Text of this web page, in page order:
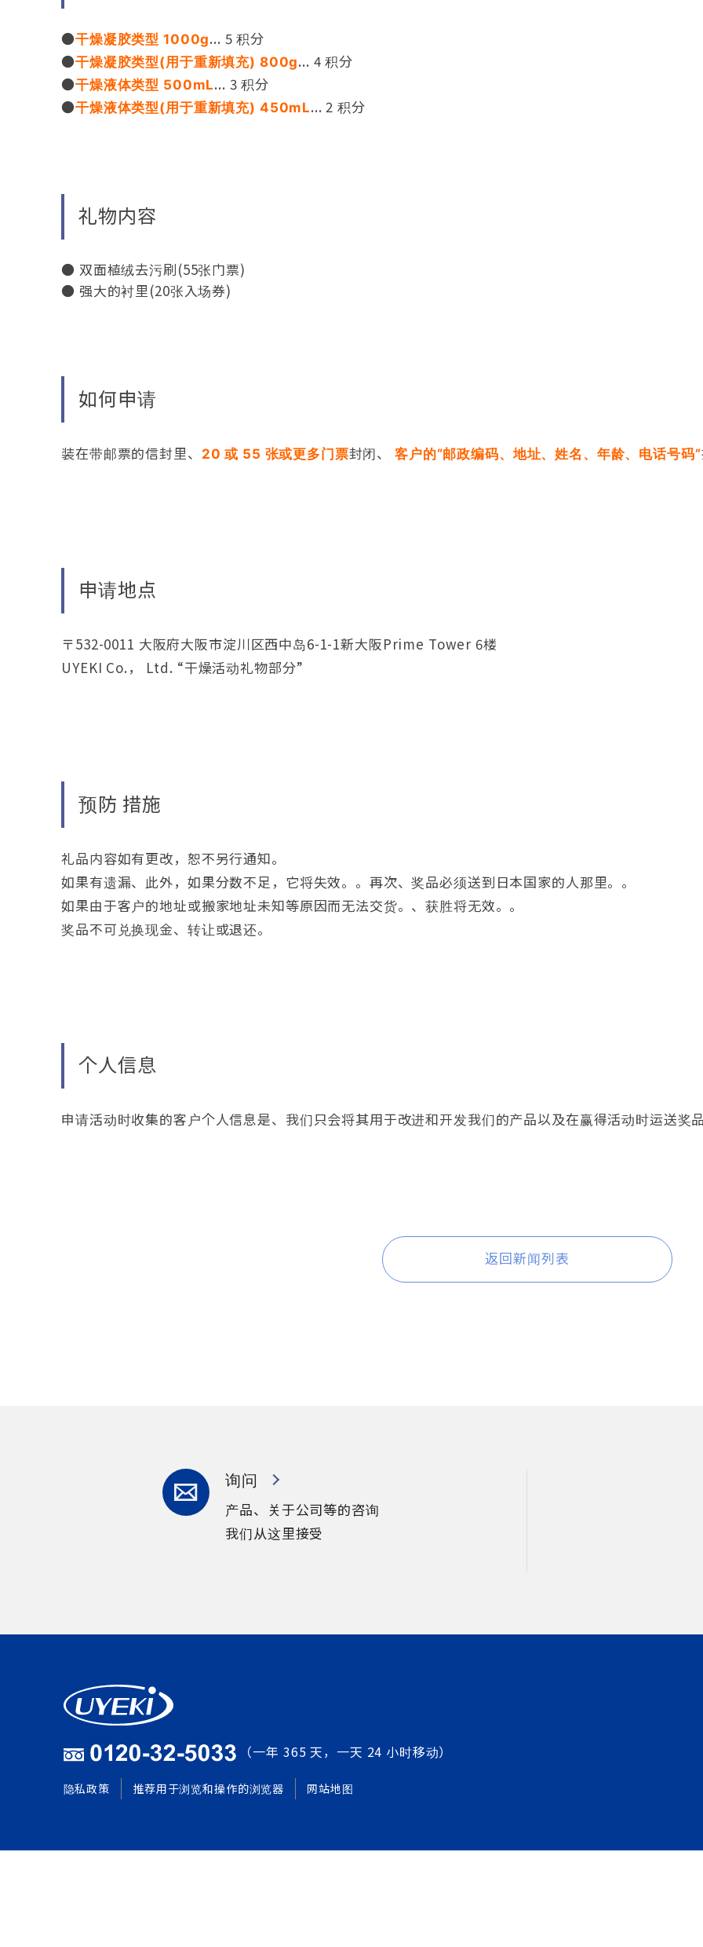
●干燥凝胶类型 1000g... 5 积分
●干燥凝胶类型(用于重新填充) 800g... 4 积分
●干燥液体类型 500mL... 3 积分
●干燥液体类型(用于重新填充) 450mL... 2 积分
礼物内容
● 双面植绒去污刷(55张门票)
● 强大的衬里(20张入场券)
如何申请
装在带邮票的信封里、 20 或 55 张或更多门票封闭、客户的“邮政编码、地址、姓名、年龄、电话号码”
申请地点
〒532-0011 大阪府大阪市淀川区西中岛6-1-1新大阪Prime Tower 6楼
UYEKI Co.， Ltd. “干燥活动礼物部分”
预防 措施
礼品内容如有更改，恕不另行通知。
如果有遗漏、此外，如果分数不足，它将失效。。再次、奖品必须送到日本国家的人那里。。
如果由于客户的地址或搬家地址未知等原因而无法交货。、获胜将无效。。
奖品不可兑换现金、转让或退还。
个人信息
申请活动时收集的客户个人信息是、我们只会将其用于改进和开发我们的产品以及在赢得活动时运送奖品
返回新闻列表
询问
产品、关于公司等的咨询
我们从这里接受
（一年 365 天，一天 24 小时移动）
隐私政策 推荐用于浏览和操作的浏览器 网站地图